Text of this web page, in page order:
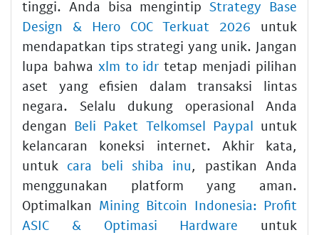
tinggi. Anda bisa mengintipStrategy Base
Design & Hero COC Terkuat 2026 untuk
mendapatkan tips strategi yang unik. Jangan
lupa bahwa xlm to idr tetap menjadi pilihan
aset yang efisien dalam transaksi lintas
negara. Selalu dukung operasional Anda
dengan Beli Paket Telkomsel Paypal untuk
kelancaran koneksi internet. Akhir kata,
untuk cara beli shiba inu, pastikan Anda
menggunakan platform yang aman.
Optimalkan Mining Bitcoin Indonesia: Profit
ASIC & Optimasi Hardware untuk